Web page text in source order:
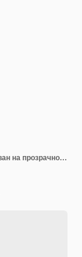
Ванильный пирог с вишней PNG изолирован на прозрачном фоне